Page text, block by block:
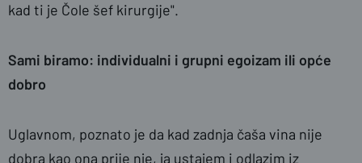
kad ti je Čole šef kirurgije".
Sami biramo: individualni i grupni egoizam ili opće
dobro
Uglavnom, poznato je da kad zadnja čaša vina nije
dobra kao ona prije nje, ja ustajem i odlazim iz